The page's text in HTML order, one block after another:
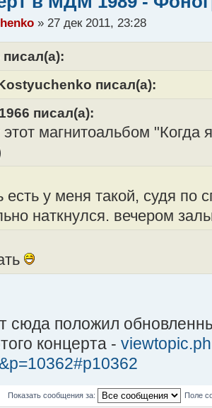
» 27 дек 2011, 23:28
писал(а):
писал(а):
магнитоальбом "Когда
есть у меня такой, судя по
наткнулся. вечером
сюда положил
концерта -
Показать сообщения за: Поле